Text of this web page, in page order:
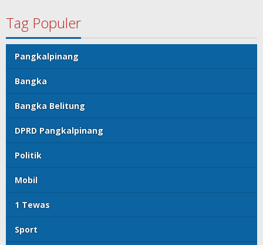
Tag Populer
Pangkalpinang
Bangka
Bangka Belitung
DPRD Pangkalpinang
Politik
Mobil
1 Tewas
Sport